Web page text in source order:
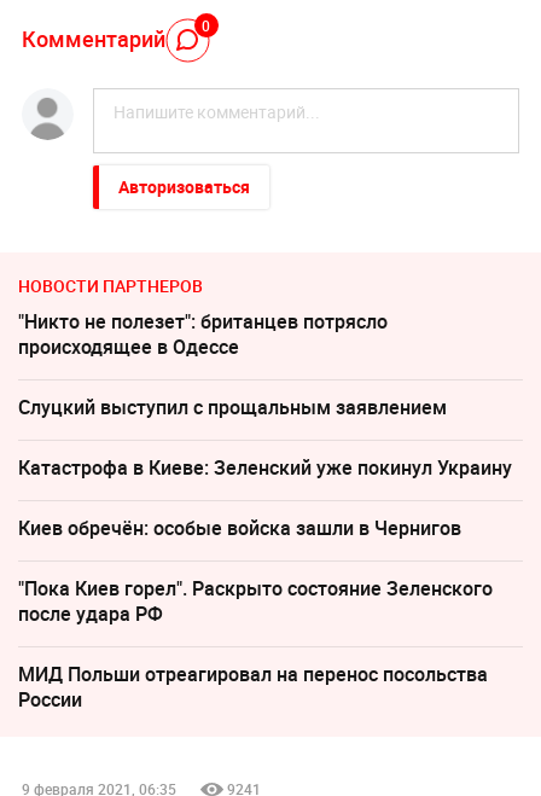
Комментарий 0
Авторизоваться
НОВОСТИ ПАРТНЕРОВ
"Никто не полезет": британцев потрясло
происходящее в Одессе
Слуцкий выступил с прощальным заявлением
Катастрофа в Киеве: Зеленский уже покинул Украину
Киев обречён: особые войска зашли в Чернигов
"Пока Киев горел". Раскрыто состояние Зеленского
после удара РФ
МИД Польши отреагировал на перенос посольства
России
9 февраля 2021, 06:35 9241